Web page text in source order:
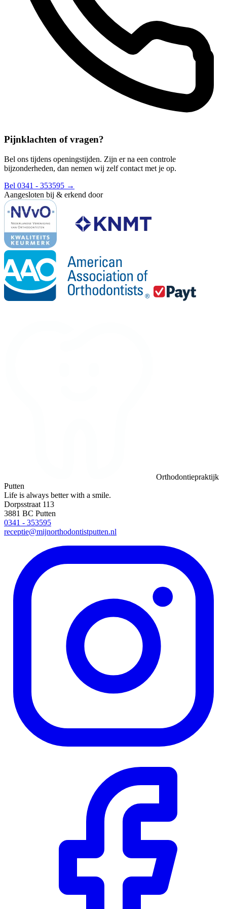
Pijnklachten of vragen?
Bel ons tijdens openingstijden. Zijn er na een controle
bijzonderheden, dan nemen wij zelf contact met je op.
Bel 0341 - 353595 →
Aangesloten bij & erkend door
Orthodontiepraktijk
Putten
Life is always better with a smile.
Dorpsstraat 113
3881 BC Putten
0341 - 353595
receptie@mijnorthodontistputten.nl